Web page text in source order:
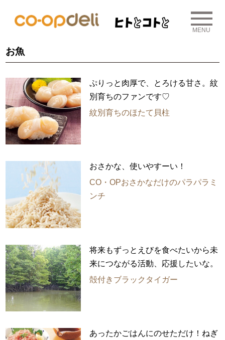
MENU
お魚
ぷりっと肉厚で、とろける甘さ。紋
別育ちのファンです♡
紋別育ちのほたて貝柱
おさかな、使いやすーい！
CO・OPおさかなだけのパラパラミ
ンチ
将来もずっとえびを食べたいから未
来につながる活動、応援したいな。
殻付きブラックタイガー
あったかごはんにのせただけ！ねぎ